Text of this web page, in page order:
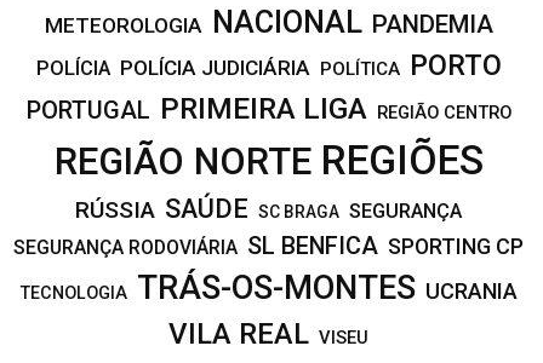
METEOROLOGIA NACIONAL PANDEMIA
POLÍCIA POLÍCIA JUDICIÁRIA POLÍTICA PORTO
PORTUGAL PRIMEIRA LIGA REGIÃO CENTRO
REGIÃO NORTE REGIÕES
RÚSSIA SAÚDE SC BRAGA SEGURANÇA
SEGURANÇA RODOVIÁRIA SL BENFICA SPORTING CP
TECNOLOGIA TRÁS-OS-MONTES UCRANIA
VILA REAL VISEU